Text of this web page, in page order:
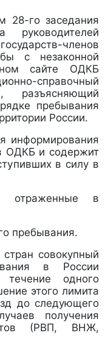
28-го заседания
руководителей
членов
с незаконной
сайте ОДКБ
справочный
разъясняющий
пребывания
России.
информирования
ОДКБ и содержит
в силу в
отраженные в
пребывания.
совокупный
в России
одного
этого лимита
до следующего
получения
(РВП, ВНЖ,